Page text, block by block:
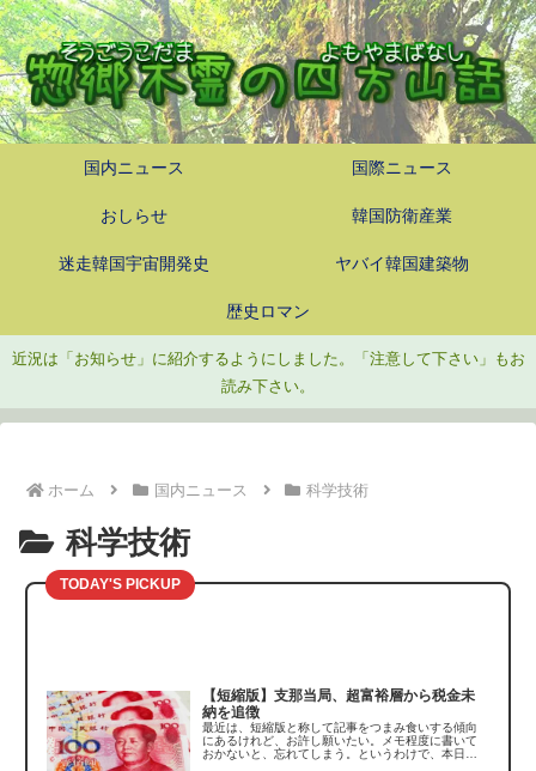
国内ニュース 国際ニュース
おしらせ 韓国防衛産業
迷走韓国宇宙開発史 ヤバイ韓国建築物
歴史ロマン
近況は「お知らせ」に紹介するようにしました。「注意して下さい」もお
読み下さい。
ホーム 国内ニュース 科学技術
科学技術
TODAY'S PICKUP
【短縮版】支那当局、超富裕層から税金未
納を追徴
最近は、短縮版と称して記事をつまみ食いする傾向
にあるけれど、お許し願いたい。メモ程度に書いて
おかないと、忘れてしまう。というわけで、本日触